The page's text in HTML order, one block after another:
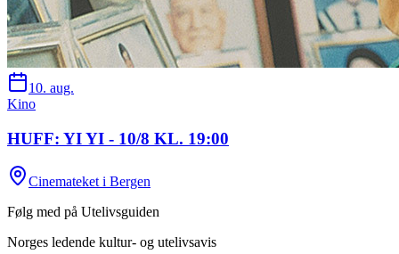
10. aug.
Kino
HUFF: YI YI - 10/8 KL. 19:00
Cinemateket i Bergen
Følg med på Utelivsguiden
Norges ledende kultur- og utelivsavis